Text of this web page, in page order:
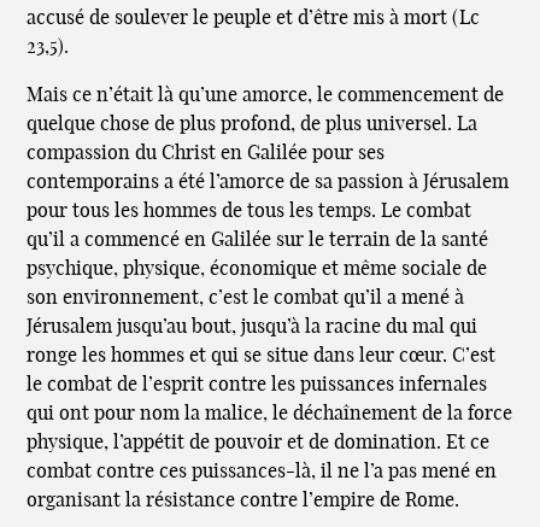
accusé de soulever le peuple et d’être mis à mort (Lc
23,5).
Mais ce n’était là qu’une amorce, le commencement de
quelque chose de plus profond, de plus universel. La
compassion du Christ en Galilée pour ses
contemporains a été l’amorce de sa passion à Jérusalem
pour tous les hommes de tous les temps. Le combat
qu’il a commencé en Galilée sur le terrain de la santé
psychique, physique, économique et même sociale de
son environnement, c’est le combat qu’il a mené à
Jérusalem jusqu’au bout, jusqu’à la racine du mal qui
ronge les hommes et qui se situe dans leur cœur. C’est
le combat de l’esprit contre les puissances infernales
qui ont pour nom la malice, le déchaînement de la force
physique, l’appétit de pouvoir et de domination. Et ce
combat contre ces puissances-là, il ne l’a pas mené en
organisant la résistance contre l’empire de Rome.